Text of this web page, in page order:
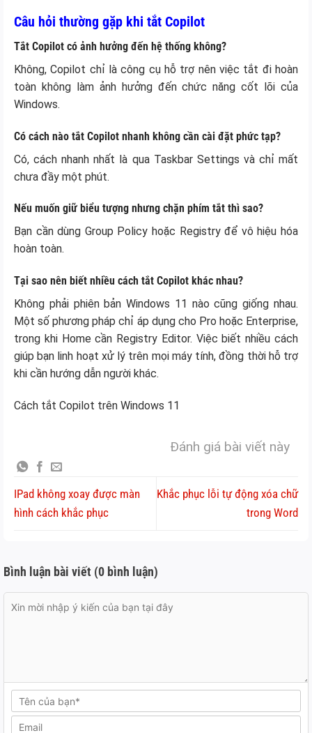
Câu hỏi thường gặp khi tắt Copilot
Tắt Copilot có ảnh hưởng đến hệ thống không?
Không, Copilot chỉ là công cụ hỗ trợ nên việc tắt đi hoàn
toàn không làm ảnh hưởng đến chức năng cốt lõi của
Windows.
Có cách nào tắt Copilot nhanh không cần cài đặt phức tạp?
Có, cách nhanh nhất là qua Taskbar Settings và chỉ mất
chưa đầy một phút.
Nếu muốn giữ biểu tượng nhưng chặn phím tắt thì sao?
Bạn cần dùng Group Policy hoặc Registry để vô hiệu hóa
hoàn toàn.
Tại sao nên biết nhiều cách tắt Copilot khác nhau?
Không phải phiên bản Windows 11 nào cũng giống nhau.
Một số phương pháp chỉ áp dụng cho Pro hoặc Enterprise,
trong khi Home cần Registry Editor. Việc biết nhiều cách
giúp bạn linh hoạt xử lý trên mọi máy tính, đồng thời hỗ trợ
khi cần hướng dẫn người khác.
Cách tắt Copilot trên Windows 11
Đánh giá bài viết này
IPad không xoay được màn
hình cách khắc phục
Khắc phục lỗi tự động xóa chữ
trong Word
Bình luận bài viết (0 bình luận)